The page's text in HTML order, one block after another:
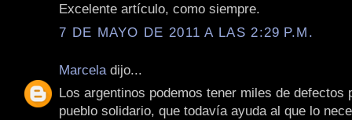
Excelente artículo, como siempre.
7 DE MAYO DE 2011 A LAS 2:29 P.M.
Marcela dijo...
Los argentinos podemos tener miles de defectos
pueblo solidario, que todavía ayuda al que lo